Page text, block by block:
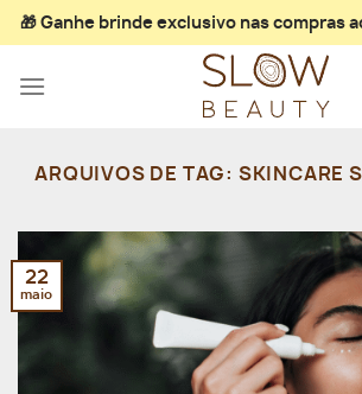
Skip
to
🎁 Ganhe brinde exclusivonas compras
ARQUIVOS DE TAG: SKINCARE
22
maio